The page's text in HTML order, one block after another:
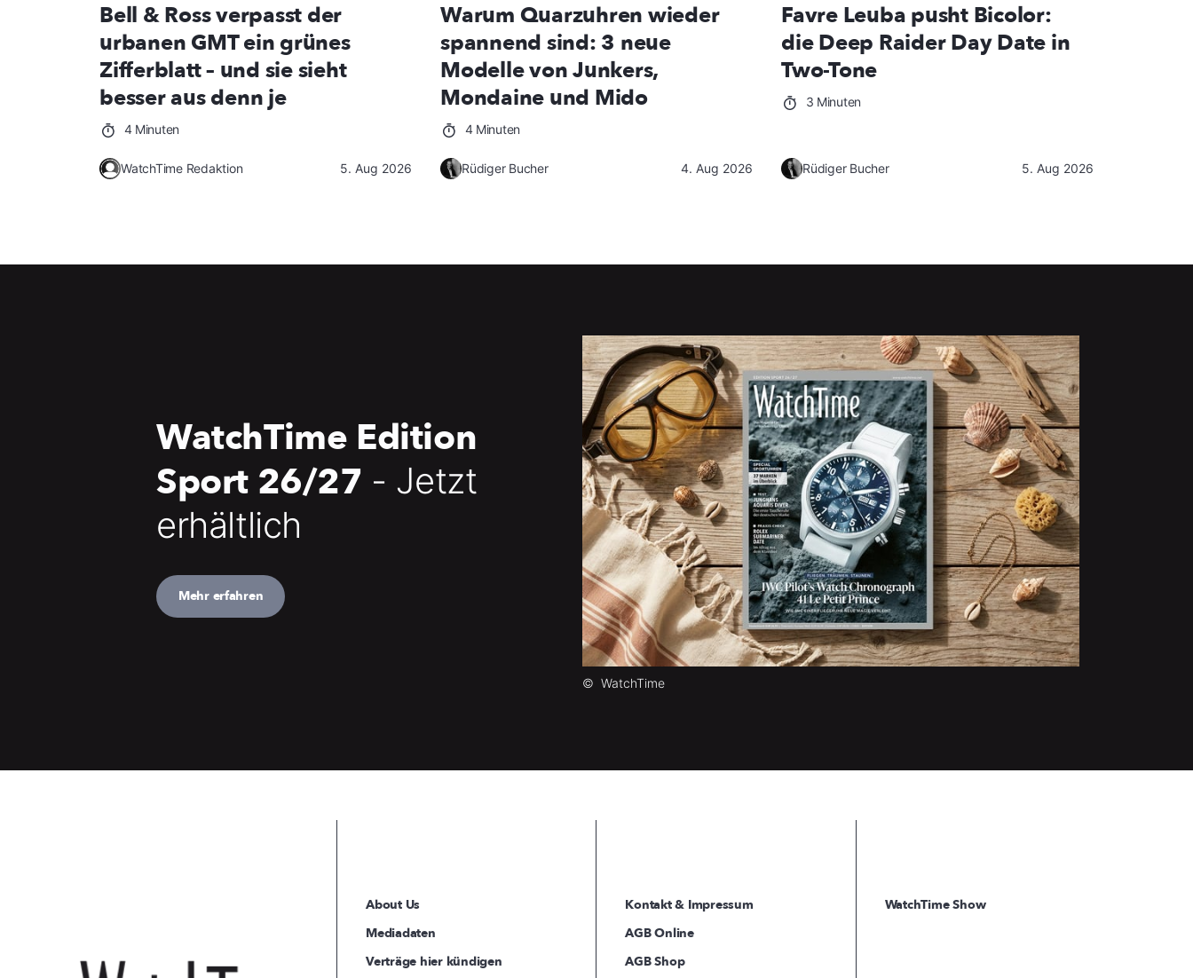
Bell & Ross verpasst der
urbanen GMT ein grünes
Zifferblatt – und sie sieht
besser aus denn je
4 Minuten
WatchTime Redaktion 5. Aug 2026
Warum Quarzuhren wieder
spannend sind: 3 neue
Modelle von Junkers,
Mondaine und Mido
4 Minuten
Rüdiger Bucher 4. Aug 2026
Favre Leuba pusht Bicolor:
die Deep Raider Day Date in
Two-Tone
3 Minuten
Rüdiger Bucher 5. Aug 2026
© WatchTime
WatchTime Edition
Sport 26/27 - Jetzt
erhältlich
Mehr erfahren
About Us
Mediadaten
Verträge hier kündigen
Kontakt & Impressum
AGB Online
AGB Shop
WatchTime Show